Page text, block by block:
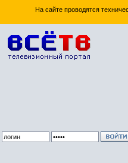
На сайте проводятся